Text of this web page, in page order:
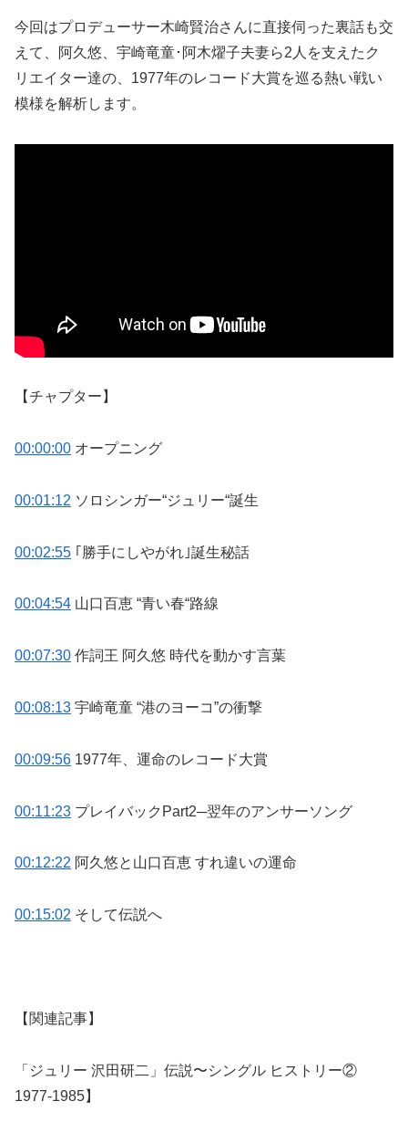
今回はプロデューサー木崎賢治さんに直接伺った裏話も交
えて、阿久悠、宇崎竜童･阿木燿子夫妻ら2人を支えたク
リエイター達の、1977年のレコード大賞を巡る熱い戦い
模様を解析します。
【チャプター】
00:00:00 オープニング
00:01:12 ソロシンガー“ジュリー“誕生
00:02:55 ｢勝手にしやがれ｣誕生秘話
00:04:54 山口百恵 “青い春“路線
00:07:30 作詞王 阿久悠 時代を動かす言葉
00:08:13 宇崎竜童 “港のヨーコ”の衝撃
00:09:56 1977年、運命のレコード大賞
00:11:23 プレイバックPart2─翌年のアンサーソング
00:12:22 阿久悠と山口百恵 すれ違いの運命
00:15:02 そして伝説へ
【関連記事】
「ジュリー 沢田研二」伝説〜シングル ヒストリー②
1977-1985】